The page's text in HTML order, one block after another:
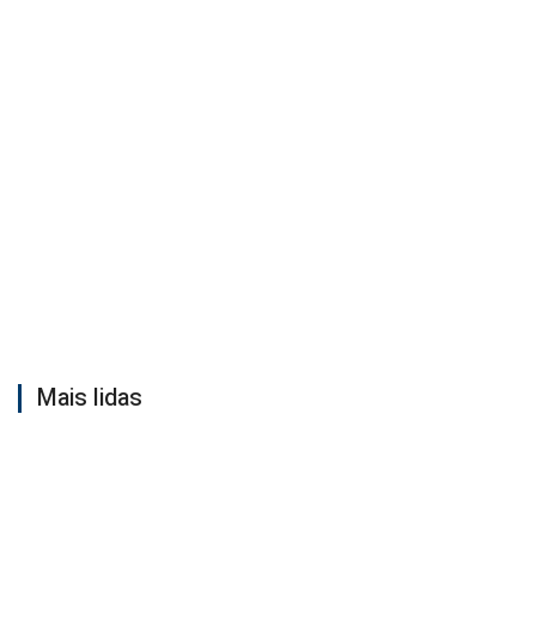
Mais lidas